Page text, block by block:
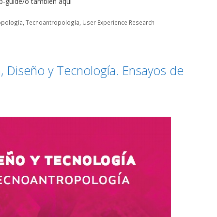
,Tecnoantropología User Experience Research
Diseño y Tecnología. Ensayos de